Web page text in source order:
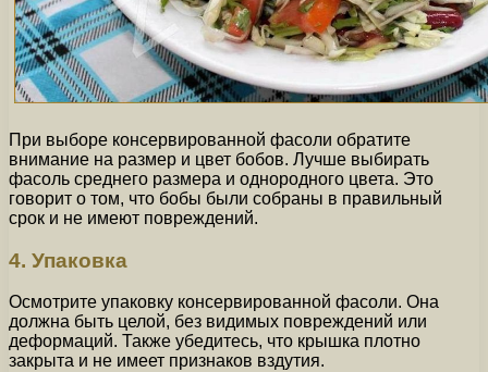
При выборе консервированной фасоли обратите
внимание на размер и цвет бобов. Лучше выбирать
фасоль среднего размера и однородного цвета. Это
говорит о том, что бобы были собраны в правильный
срок и не имеют повреждений.
4. Упаковка
Осмотрите упаковку консервированной фасоли. Она
должна быть целой, без видимых повреждений или
деформаций. Также убедитесь, что крышка плотно
закрыта и не имеет признаков вздутия.